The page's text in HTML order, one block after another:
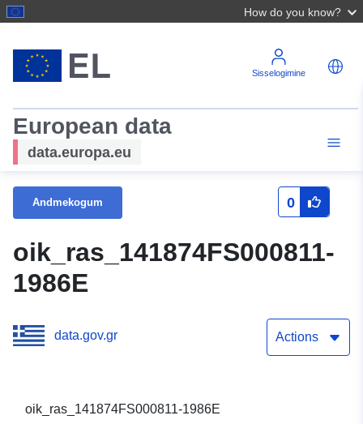
How do you know?
Sisselogimine
European data
data.europa.eu
Andmekogum 0
oik_ras_141874FS000811-
1986E
data.gov.gr Actions
oik_ras_141874FS000811-1986E